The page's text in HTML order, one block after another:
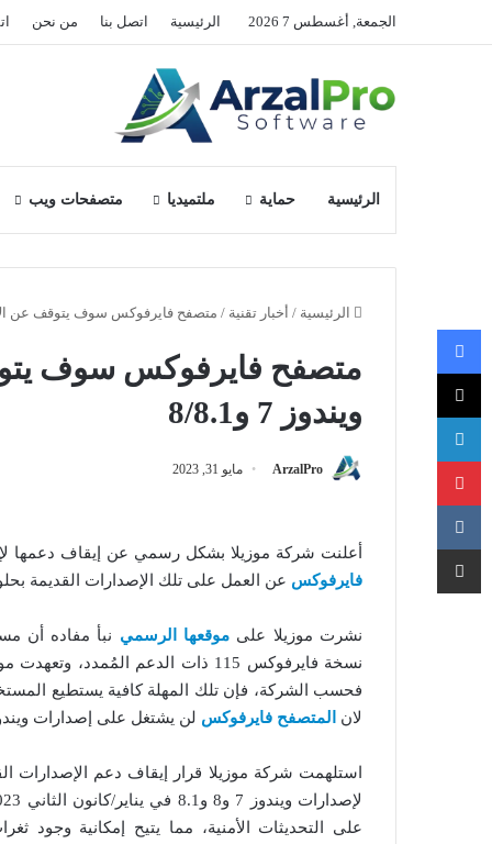
الجمعة, أغسطس 7 2026 الرئيسية اتصل بنا من نحن
الرئيسية حماية ملتميديا متصفحات ويب
الرئيسية / أخبار تقنية / متصفح فايرفوكس سوف يتوقف عن
متصفح فايرفوكس سوف
ويندوز 7 و8/8.1
ArzalPro مايو 31, 2023
أعلنت شركة موزيلا بشكل رسمي عن إيقاف دعمها لإصدارات 7 و8/8.1 لنظام تشغيل
فايرفوكس عن العمل على تلك الإصدارات القديمة بحلول
نشرت موزيلا على موقعها الرسمي
فحسب الشركة، فإن تلك المهلة كافية يستطيع
لان
المتصفح فايرفوكس لن يشتغل على إصدارات ويندوز
استلهمت شركة موزيلا قرار إيقاف دعم الإصدارات
على التحديثات الأمنية، مما يتيح إمكانية
فيسبوك
‫X
لينكدإن
بينتيريست
مشاركة عبر البريد